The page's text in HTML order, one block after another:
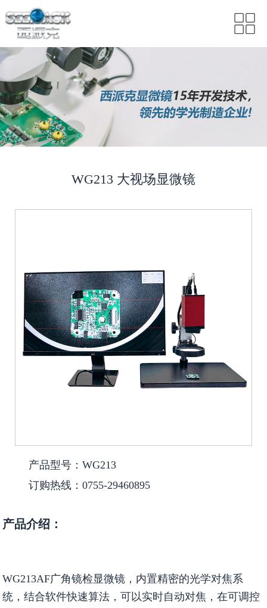
WG213 大视场显微镜
产品型号：WG213
订购热线：0755-29460895
产品介绍：
WG213AF广角镜检显微镜，内置精密的光学对焦系
统，结合软件快速算法，可以实时自动对焦，在可调控